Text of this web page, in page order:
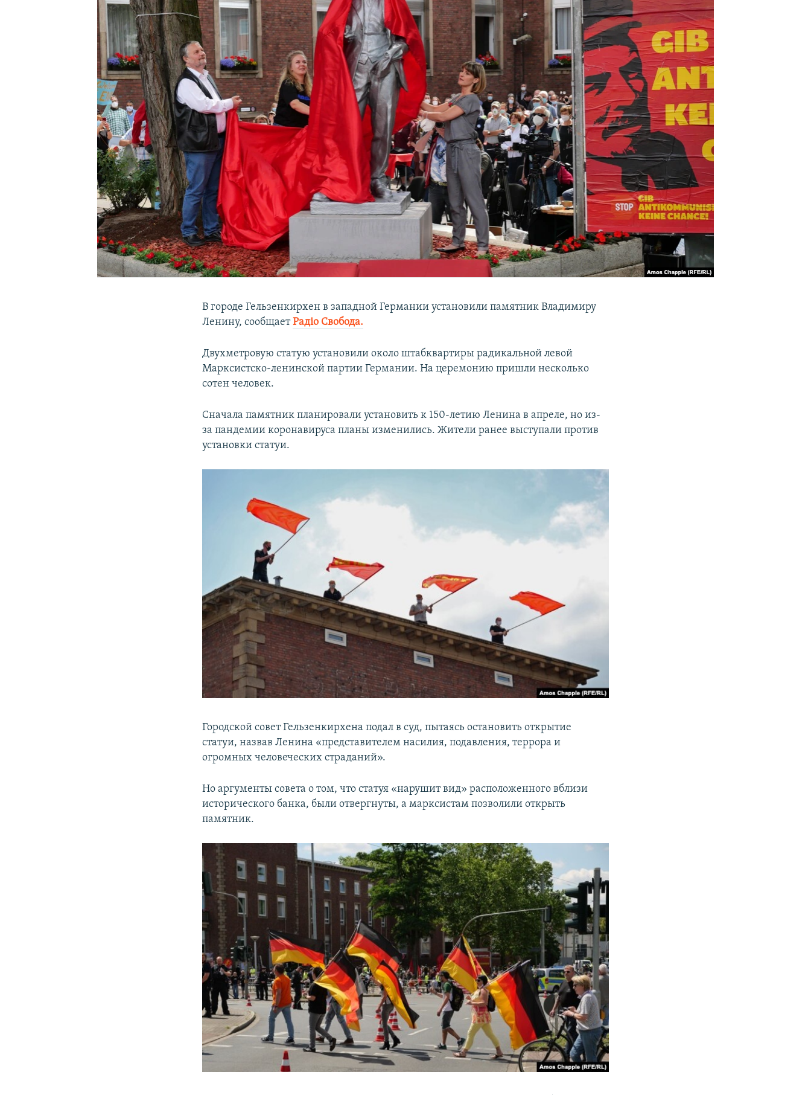
КРЫМ.НЕПОКОРЕННЫЙ
УКРАИНСКАЯ ПРОБЛЕМА КРЫМА
В городе Гельзенкирхен в западной Германии установили памятник Владимиру
Ленину, сообщаетРадіо Свобода.
Двухметровую статую установили около штабквартиры радикальной левой
Марксистско-ленинской партии Германии. На церемонию пришли несколько
сотен человек.
Сначала памятник планировали установить к 150-летию Ленина в апреле, но из-
за пандемии коронавируса планы изменились. Жители ранее выступали против
установки статуи.
Городской совет Гельзенкирхена подал в суд, пытаясь остановить открытие
статуи, назвав Ленина «представителем насилия, подавления, террора и
огромных человеческих страданий».
Но аргументы совета о том, что статуя «нарушит вид» расположенного вблизи
исторического банка, были отвергнуты, а марксистам позволили открыть
памятник.